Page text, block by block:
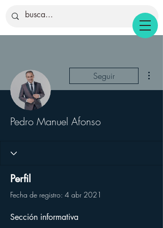
Seguir
Pedro Manuel Afonso
Perfil
Fecha de registro: 4 abr 2021
Sección informativa